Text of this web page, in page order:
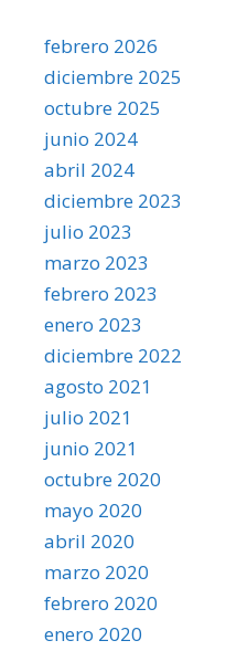
febrero 2026
diciembre 2025
octubre 2025
junio 2024
abril 2024
diciembre 2023
julio 2023
marzo 2023
febrero 2023
enero 2023
diciembre 2022
agosto 2021
julio 2021
junio 2021
octubre 2020
mayo 2020
abril 2020
marzo 2020
febrero 2020
enero 2020